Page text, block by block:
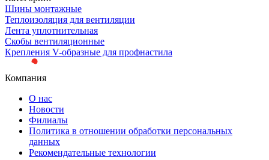
Шины монтажные
Теплоизоляция для вентиляции
Лента уплотнительная
Скобы вентиляционные
Крепления V-образные для профнастила
Компания
О нас
Новости
Филиалы
Политика в отношении обработки персональных
данных
Рекомендательные технологии